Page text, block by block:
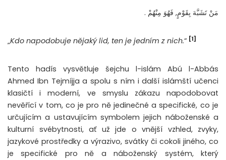
مَنْ تَشَبَّهَ بِقَوْمٍ, فَهُوَ مِنْهُمْ .
„Kdo napodobuje nějaký lid, ten je jedním z nich.“ [1]
Tento hadís vysvětluje šejchu l-islám Abú l-Abbás
Ahmed Ibn Tejmíjja a spolu s ním i další islámští učenci
klasičtí i moderní, ve smyslu zákazu napodobovat
nevěřící v tom, co je pro ně jedinečné a specifické, co je
určujícím a ustavujícím symbolem jejich náboženské a
kulturní svébytnosti, ať už jde o vnější vzhled, zvyky,
jazykové prostředky a výrazivo, svátky či cokoli jiného, co
je specifické pro ně a náboženský systém, který